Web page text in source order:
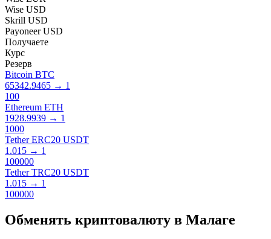
Wise USD
Skrill USD
Payoneer USD
Получаете
Курс
Резерв
Bitcoin BTC
65342.9465 → 1
100
Ethereum ETH
1928.9939 → 1
1000
Tether ERC20 USDT
1.015 → 1
100000
Tether TRC20 USDT
1.015 → 1
100000
Обмен​ять криптовалюту в Малаге